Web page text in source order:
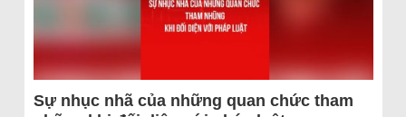
Sự nhục nhã của những quan chức tham